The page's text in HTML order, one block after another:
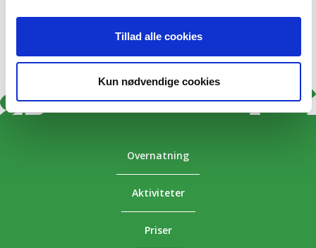
Tillad alle cookies
Kun nødvendige cookies
Overnatning
Aktiviteter
Priser